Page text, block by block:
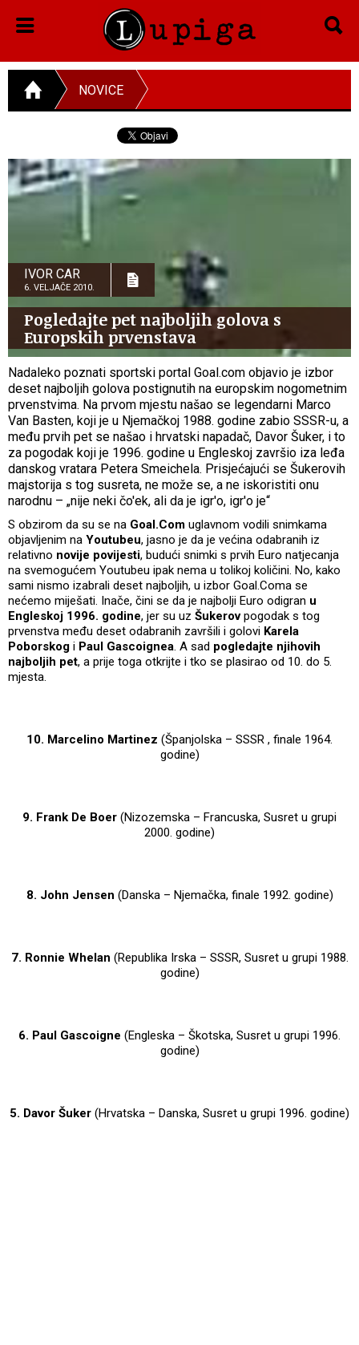
NOVICE
IVOR CAR
6. VELJAČE 2010.
Pogledajte pet najboljih golova s
Europskih prvenstava
Nadaleko poznati sportski portal Goal.com objavio je izbor
deset najboljih golova postignutih na europskim nogometnim
prvenstvima. Na prvom mjestu našao se legendarni Marco
Van Basten, koji je u Njemačkoj 1988. godine zabio SSSR-u, a
među prvih pet se našao i hrvatski napadač, Davor Šuker, i to
za pogodak koji je 1996. godine u Engleskoj završio iza leđa
danskog vratara Petera Smeichela. Prisjećajući se Šukerovih
majstorija s tog susreta, ne može se, a ne iskoristiti onu
narodnu – „nije neki čo'ek, ali da je igr'o, igr'o je“
S obzirom da su se na Goal.Com uglavnom vodili snimkama
objavljenim na Youtubeu, jasno je da je većina odabranih iz
relativno novije povijesti, budući snimki s prvih Euro natjecanja
na svemogućem Youtubeu ipak nema u tolikoj količini. No, kako
sami nismo izabrali deset najboljih, u izbor Goal.Coma se
nećemo miješati. Inače, čini se da je najbolji Euro odigran u
Engleskoj 1996. godine, jer su uz Šukerovpogodak s tog
prvenstva među deset odabranih završili i golovi Karela
Poborskog i Paul Gascoignea. A sad pogledajte njihovih
najboljih pet, a prije toga otkrijte i tko se plasirao od 10. do 5.
mjesta.
10. Marcelino Martinez (Španjolska – SSSR , finale 1964.
godine)
9. Frank De Boer (Nizozemska – Francuska, Susret u grupi
2000. godine)
8. John Jensen (Danska – Njemačka, finale 1992. godine)
7. Ronnie Whelan (Republika Irska – SSSR, Susret u grupi 1988.
godine)
6. Paul Gascoigne (Engleska – Škotska, Susret u grupi 1996.
godine)
5. Davor Šuker (Hrvatska – Danska, Susret u grupi 1996. godine)